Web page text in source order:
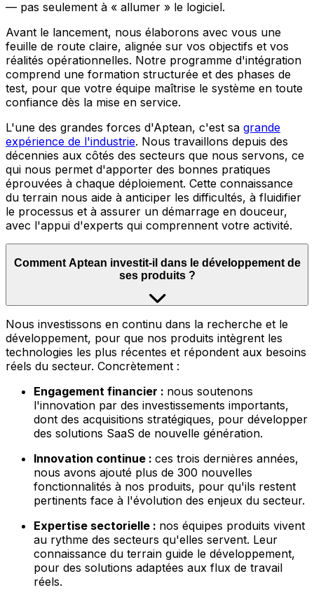
— pas seulement à « allumer » le logiciel.
Avant le lancement, nous élaborons avec vous une
feuille de route claire, alignée sur vos objectifs et vos
réalités opérationnelles. Notre programme d'intégration
comprend une formation structurée et des phases de
test, pour que votre équipe maîtrise le système en toute
confiance dès la mise en service.
L'une des grandes forces d'Aptean, c'est sa grande
expérience de l'industrie. Nous travaillons depuis des
décennies aux côtés des secteurs que nous servons, ce
qui nous permet d'apporter des bonnes pratiques
éprouvées à chaque déploiement. Cette connaissance
du terrain nous aide à anticiper les difficultés, à fluidifier
le processus et à assurer un démarrage en douceur,
avec l'appui d'experts qui comprennent votre activité.
Comment Aptean investit-il dans le développement de
ses produits ?
Nous investissons en continu dans la recherche et le
développement, pour que nos produits intègrent les
technologies les plus récentes et répondent aux besoins
réels du secteur. Concrètement :
Engagement financier : nous soutenons
l'innovation par des investissements importants,
dont des acquisitions stratégiques, pour développer
des solutions SaaS de nouvelle génération.
Innovation continue : ces trois dernières années,
nous avons ajouté plus de 300 nouvelles
fonctionnalités à nos produits, pour qu'ils restent
pertinents face à l'évolution des enjeux du secteur.
Expertise sectorielle : nos équipes produits vivent
au rythme des secteurs qu'elles servent. Leur
connaissance du terrain guide le développement,
pour des solutions adaptées aux flux de travail
réels.